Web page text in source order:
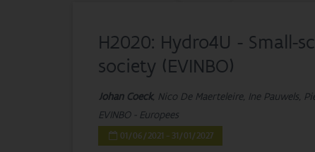
H2020: Hydro4U -
society (EVINBO)
Johan Coeck, Nico De Maerteleire, Ine Pauwels,
EVINBO - Europees
01/06/2021 - 31/01/2027